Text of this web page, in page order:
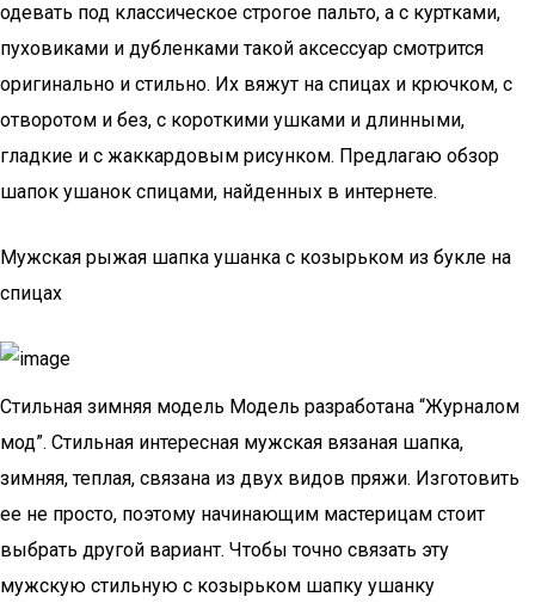
одевать под классическое строгое пальто, а с куртками,
пуховиками и дубленками такой аксессуар смотрится
оригинально и стильно. Их вяжут на спицах и крючком, с
отворотом и без, с короткими ушками и длинными,
гладкие и с жаккардовым рисунком. Предлагаю обзор
шапок ушанок спицами, найденных в интернете.
Мужская рыжая шапка ушанка с козырьком из букле на
спицах
Стильная зимняя модель Модель разработана “Журналом
мод”. Стильная интересная мужская вязаная шапка,
зимняя, теплая, связана из двух видов пряжи. Изготовить
ее не просто, поэтому начинающим мастерицам стоит
выбрать другой вариант. Чтобы точно связать эту
мужскую стильную с козырьком шапку ушанку